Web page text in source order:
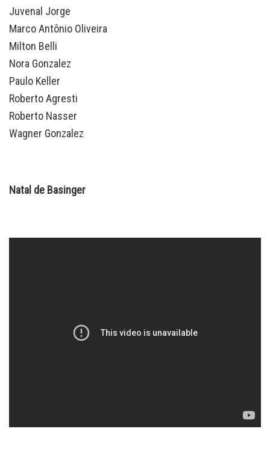
Juvenal Jorge
Marco Antônio Oliveira
Milton Belli
Nora Gonzalez
Paulo Keller
Roberto Agresti
Roberto Nasser
Wagner Gonzalez
Natal de Basinger